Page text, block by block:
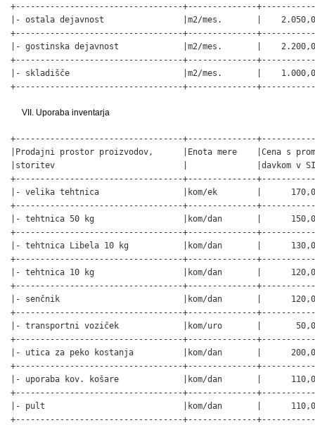
+----------------------------------+--------------
|- ostala dejavnost                |m2/mes.       |
+----------------------------------+--------------
|- gostinska dejavnost             |m2/mes.       |
+----------------------------------+--------------
|- skladišče                       |m2/mes.       |
+----------------------------------+--------------
VII. Uporaba inventarja
+----------------------------------+--------------
|Prodajni prostor proizvodov,      |Enota mere    |Cena s
|storitev                          |              |davkom v
+----------------------------------+--------------
|- velika tehtnica                 |kom/ek        |
+----------------------------------+--------------
|- tehtnica 50 kg                  |kom/dan       |
+----------------------------------+--------------
|- tehtnica Libela 10 kg           |kom/dan       |
+----------------------------------+--------------
|- tehtnica 10 kg                  |kom/dan       |
+----------------------------------+--------------
|- senčnik                         |kom/dan       |
+----------------------------------+--------------
|- transportni voziček             |kom/uro       |
+----------------------------------+--------------
|- utica za peko kostanja          |kom/dan       |
+----------------------------------+--------------
|- uporaba kov. košare             |kom/dan       |
+----------------------------------+--------------
|- pult                            |kom/dan       |
+----------------------------------+--------------